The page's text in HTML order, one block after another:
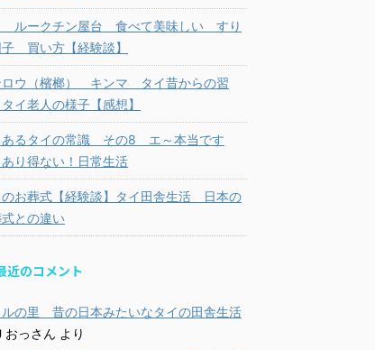
ルークチン屋台 食べて美味しい すり
買い方【経験談】
ロウ（檳榔） キンマ タイ昔からの習
イ老人の様子【感想】
あるタイの常識 その8 エ～本当です
り得ない！日常生活
のお葬式【経験談】タイ田舎生活 日本の
との違い
近のコメント
ルの里 昔の日本みたいなタイの田舎生活
Ｊおっさん より